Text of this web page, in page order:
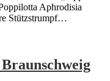
Aphrodisia
Stützstrumpf…